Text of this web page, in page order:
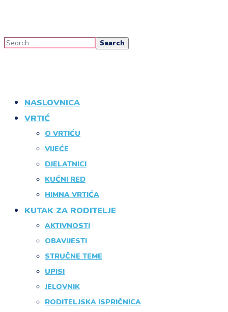
NASLOVNICA
VRTIĆ
O VRTIĆU
VIJEĆE
DJELATNICI
KUĆNI RED
HIMNA VRTIĆA
KUTAK ZA RODITELJE
AKTIVNOSTI
OBAVIJESTI
STRUČNE TEME
UPISI
JELOVNIK
RODITELJSKA ISPRIČNICA